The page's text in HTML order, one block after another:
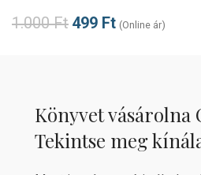
1.000Ft 499 Ft (Online ár)
Könyvet vásárolna
Tekintse meg